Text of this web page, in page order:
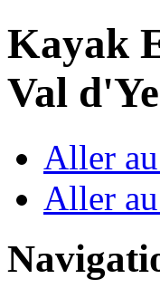
Kayak
Val
Aller
Aller